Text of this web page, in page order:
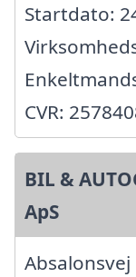
Startdato:
CVR:
BIL &
ApS